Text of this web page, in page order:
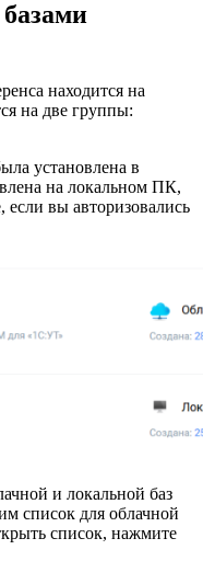
находится на
на две группы:
установлена в
на локальном ПК,
если вы авторизовались
и локальной баз
список для облачной
список, нажмите